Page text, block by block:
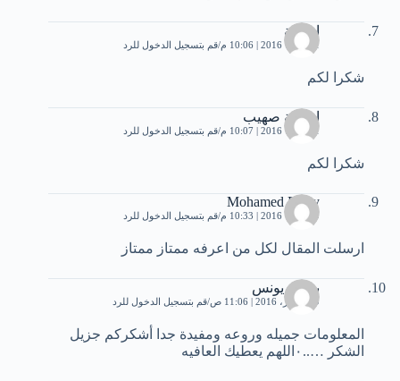
اسامة
1 أكتوبر، 2016 | 10:06 م قم بتسجيل الدخول للرد
شكرا لكم
اسامة صهيب
1 أكتوبر، 2016 | 10:07 م قم بتسجيل الدخول للرد
شكرا لكم
Mohamed Fathy
9 أكتوبر، 2016 | 10:33 م قم بتسجيل الدخول للرد
ارسلت المقال لكل من اعرفه ممتاز ممتاز
بسمه يونس
19 أكتوبر، 2016 | 11:06 ص قم بتسجيل الدخول للرد
المعلومات جميله وروعه ومفيدة جدا أشكركم جزيل
الشكر …..٠اللهم يعطيك العافيه